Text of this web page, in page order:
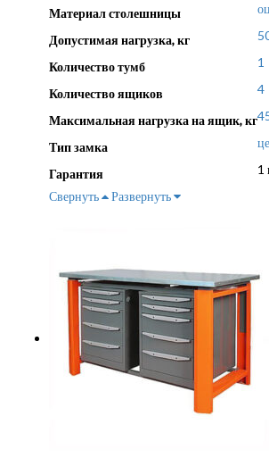
Материал столешницы
Допустимая нагрузка, кг
Количество тумб 1
Количество ящиков 4
Максимальная нагрузка на ящик, кг
Тип замка
Гарантия
1
Свернуть
Развернуть